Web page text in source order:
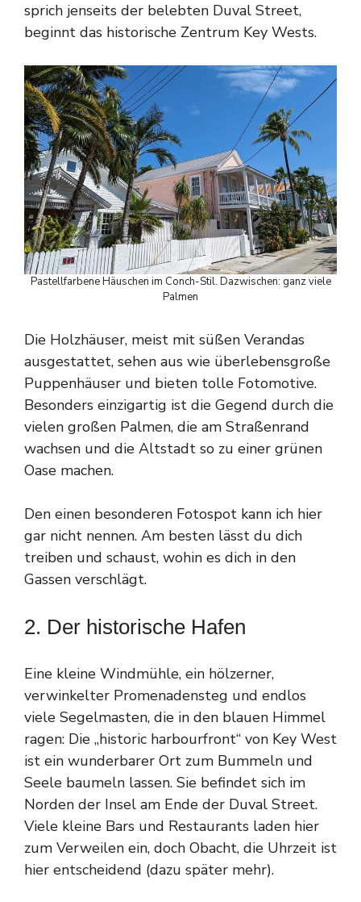
sprich jenseits der belebten Duval Street,
beginnt das historische Zentrum Key Wests.
Pastellfarbene Häuschen im Conch-Stil. Dazwischen: ganz viele
Palmen
Die Holzhäuser, meist mit süßen Verandas
ausgestattet, sehen aus wie überlebensgroße
Puppenhäuser und bieten tolle Fotomotive.
Besonders einzigartig ist die Gegend durch die
vielen großen Palmen, die am Straßenrand
wachsen und die Altstadt so zu einer grünen
Oase machen.
Den einen besonderen Fotospot kann ich hier
gar nicht nennen. Am besten lässt du dich
treiben und schaust, wohin es dich in den
Gassen verschlägt.
2. Der historische Hafen
Eine kleine Windmühle, ein hölzerner,
verwinkelter Promenadensteg und endlos
viele Segelmasten, die in den blauen Himmel
ragen: Die „historic harbourfront“ von Key West
ist ein wunderbarer Ort zum Bummeln und
Seele baumeln lassen. Sie befindet sich im
Norden der Insel am Ende der Duval Street.
Viele kleine Bars und Restaurants laden hier
zum Verweilen ein, doch Obacht, die Uhrzeit ist
hier entscheidend (dazu später mehr).